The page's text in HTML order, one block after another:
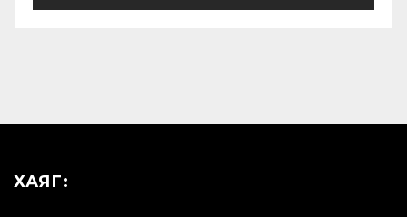
ХАЯГ: